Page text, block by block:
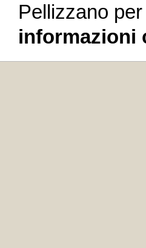
Pellizzano
informazioni